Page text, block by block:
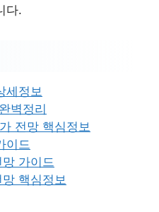
다.
세정보
벽정리
전망 핵심정보
이드
가이드
핵심정보